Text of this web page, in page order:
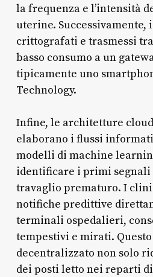
la frequenza e l’intensità
uterine. Successivamente,
crittografati e trasmessi
basso consumo a un
tipicamente uno
Technology.
Infine, le architetture
elaborano i flussi
modelli di machine
identificare i primi segnali
travaglio prematuro. I
notifiche predittive
terminali ospedalieri,
tempestivi e mirati.
decentralizzato non solo
dei posti letto nei reparti